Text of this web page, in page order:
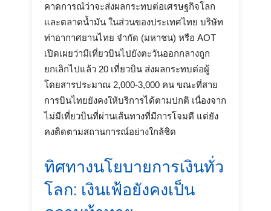
คาดการณ์ว่าจะส่งผลกระทบต่อเศรษฐกิจโลก
และตลาดน้ำมัน ในส่วนของประเทศไทย บริษัท
ท่าอากาศยานไทย จำกัด (มหาชน) หรือ AOT
เปิดเผยว่ามีเที่ยวบินไปยังตะวันออกกลางถูก
ยกเลิกไปแล้ว 20 เที่ยวบิน ส่งผลกระทบต่อผู้
โดยสารประมาณ 2,000-3,000 คน ขณะที่สาย
การบินไทยยังคงให้บริการได้ตามปกติ เนื่องจาก
ไม่มีเที่ยวบินที่ผ่านเส้นทางที่มีการโจมตี แต่ยัง
คงติดตามสถานการณ์อย่างใกล้ชิด
ทิศทางนโยบายการเงินทั่ว
โลก: เงินเฟ้อยังคงเป็น